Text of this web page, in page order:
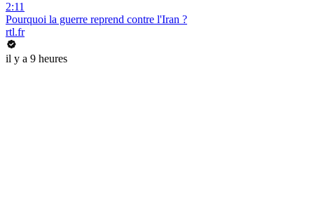
2:11
Pourquoi la guerre reprend contre l'Iran ?
rtl.fr
il y a 9 heures